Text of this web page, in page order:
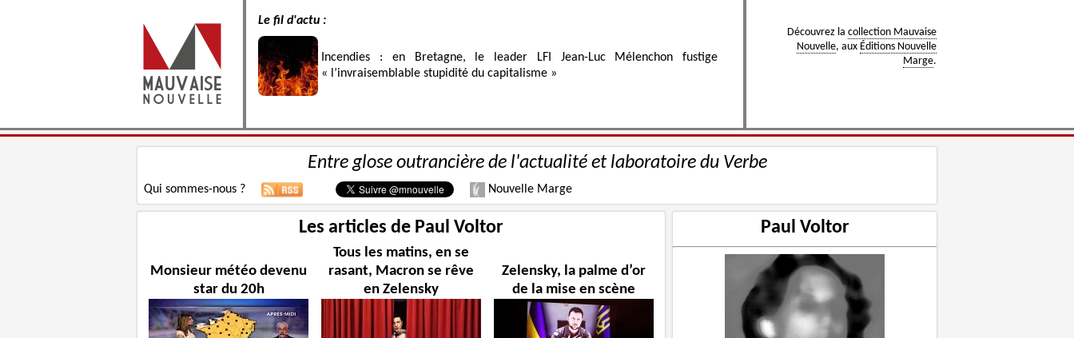
Le fil d'actu :
Incendies : en Bretagne, le leader LFI Jean-Luc Mélenchon fustige
« l’invraisemblable stupidité du capitalisme »
Découvrez la collection Mauvaise
Nouvelle, aux Éditions Nouvelle
Marge.
Entre glose outrancière de l'actualité et laboratoire du Verbe
Qui sommes-nous ? Nouvelle Marge
Les articles de Paul Voltor
Monsieur météo devenu
star du 20h
Tous les matins, en se
rasant, Macron se rêve
en Zelensky
Zelensky, la palme d’or
de la mise en scène
Paul Voltor